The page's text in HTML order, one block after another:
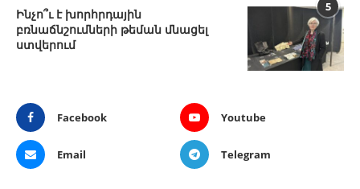
5
Ինչո՞ւ է խորհրդային
բռնաճնշումների թեման մնացել
ստվերում
Facebook Youtube
Email Telegram